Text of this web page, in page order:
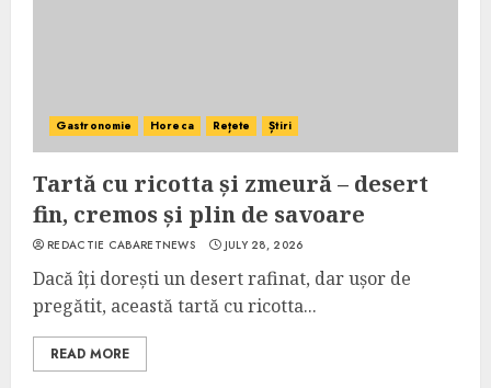
Gastronomie Horeca Rețete Știri
Tartă cu ricotta și zmeură – desert
fin, cremos și plin de savoare
REDACTIE CABARETNEWS JULY 28, 2026
Dacă îți dorești un desert rafinat, dar ușor de
pregătit, această tartă cu ricotta...
READ MORE